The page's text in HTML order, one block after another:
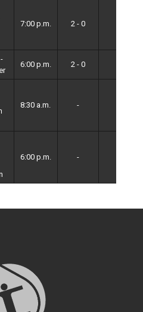
7:00 p.m. 2 - 0
6:00 p.m. 2 - 0
8:30 a.m. -
6:00 p.m. -